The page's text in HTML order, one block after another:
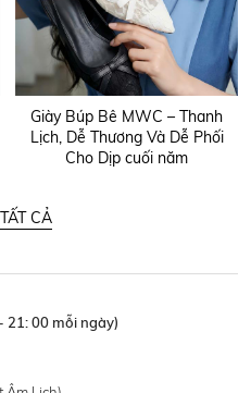
Giày Búp Bê MWC – Thanh
Lịch, Dễ Thương Và Dễ Phối
Cho Dịp cuối năm
CẢ
21: 00 mỗi ngày)